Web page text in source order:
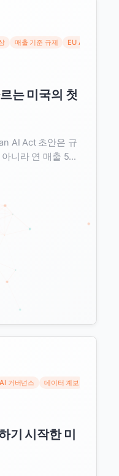
매출 기준 규제 EU AI Act
는 미국의 첫
AI Act 초안은 규
니라 연 매출 5억
AI 거버넌스 데이터 계보
기 시작한 미